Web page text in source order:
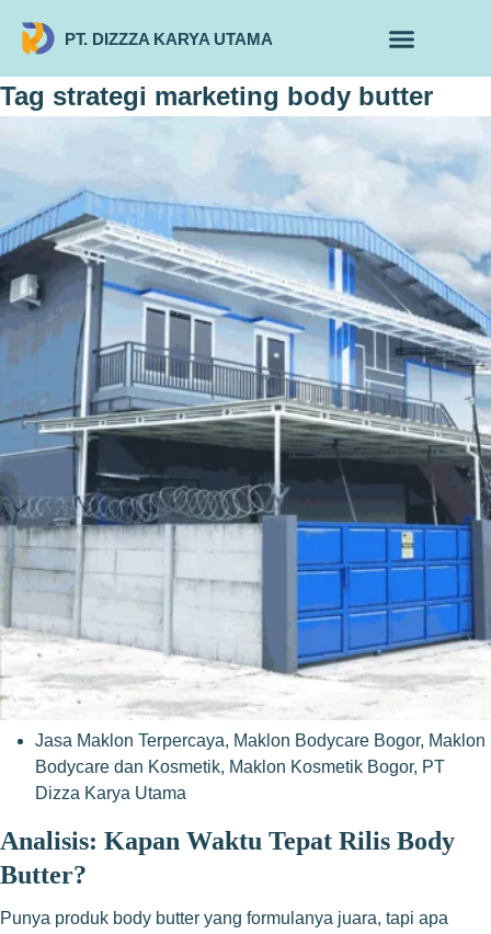
PT. DIZZZA KARYA UTAMA
Tag strategi marketing body butter
Jasa Maklon Terpercaya, Maklon Bodycare Bogor, Maklon
Bodycare dan Kosmetik, Maklon Kosmetik Bogor, PT
Dizza Karya Utama
Analisis: Kapan Waktu Tepat Rilis Body
Butter?
Punya produk body butter yang formulanya juara, tapi apa